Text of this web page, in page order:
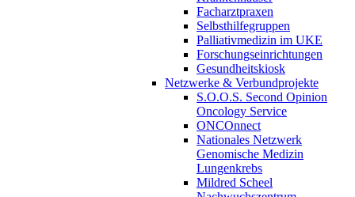
Facharztpraxen
Selbsthilfegruppen
Palliativmedizin im UKE
Forschungseinrichtungen
Gesundheitskiosk
Netzwerke & Verbundprojekte
S.O.O.S. Second Opinion
Oncology Service
ONCOnnect
Nationales Netzwerk
Genomische Medizin
Lungenkrebs
Mildred Scheel